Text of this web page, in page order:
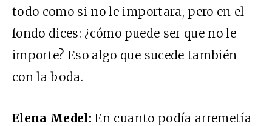
todo como si no le importara, pero en el
fondo dices: ¿cómo puede ser que no le
importe? Eso algo que sucede también
con la boda.
Elena Medel: En cuanto podía arremetía